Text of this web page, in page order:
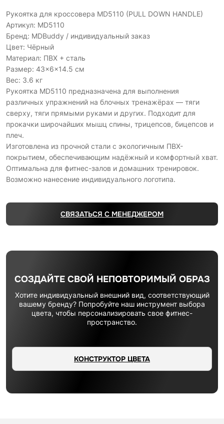
Рукоятка для кроссовера MD5110 (PULL DOWN HANDLE)
Артикул: MD5110
Бренд: MDBuddy / индивидуальный заказ
Цвет: Чёрный
Материал: ПВХ + сталь
Размер: 43×6×14.5 см
Вес: 3.6 кг
Рукоятка MD5110 предназначена для выполнения
различных упражнений на блочных тренажёрах — тяги
сверху, тяги прямыми руками и других. Подходит для
прокачки широчайших мышц спины, трицепсов, бицепсов и
плеч.
Изготовлена из прочной стали с экологичным ПВХ-
покрытием, обеспечивающим надёжный и комфортный хват.
Оптимальна для фитнес-залов и домашних тренировок.
Возможно нанесение индивидуального логотипа.
СВЯЗАТЬСЯ С МЕНЕДЖЕРОМ
СОЗДАЙТЕ СВОЙ НЕПОВТОРИМЫЙ ОБРАЗ
Хотите индивидуальный внешний вид, соответствующий
вашему бренду? Попробуйте наш инструмент выбора
цвета, чтобы персонализировать свое фитнес-
пространство.
КОНСТРУКТОР ЦВЕТА